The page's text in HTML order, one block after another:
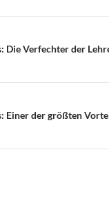
Die Verfechter der
Einer der größten